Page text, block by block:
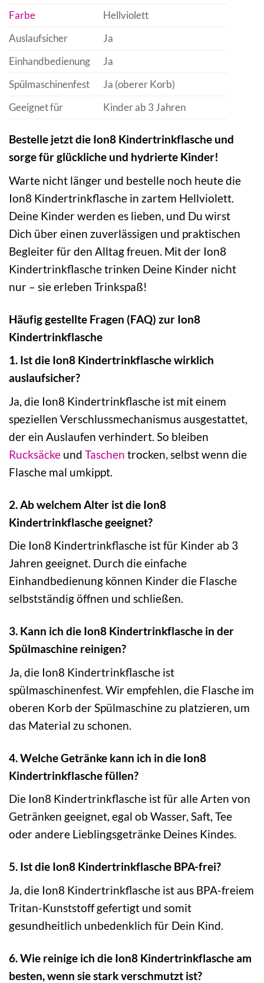
Farbe
Hellviolett
Auslaufsicher
Ja
Einhandbedienung
Ja
Spülmaschinenfest
Ja (oberer Korb)
Geeignet für
Kinder ab 3 Jahren
Bestelle jetzt die Ion8 Kindertrinkflasche und
sorge für glückliche und hydrierte Kinder!
Warte nicht länger und bestelle noch heute die
Ion8 Kindertrinkflasche in zartem Hellviolett.
Deine Kinder werden es lieben, und Du wirst
Dich über einen zuverlässigen und praktischen
Begleiter für den Alltag freuen. Mit der Ion8
Kindertrinkflasche trinken Deine Kinder nicht
nur – sie erleben Trinkspaß!
Häufig gestellte Fragen (FAQ) zur Ion8
Kindertrinkflasche
1. Ist die Ion8 Kindertrinkflasche wirklich
auslaufsicher?
Ja, die Ion8 Kindertrinkflasche ist mit einem
speziellen Verschlussmechanismus ausgestattet,
der ein Auslaufen verhindert. So bleiben
Rucksäcke und Taschen trocken, selbst wenn die
Flasche mal umkippt.
2. Ab welchem Alter ist die Ion8
Kindertrinkflasche geeignet?
Die Ion8 Kindertrinkflasche ist für Kinder ab 3
Jahren geeignet. Durch die einfache
Einhandbedienung können Kinder die Flasche
selbstständig öffnen und schließen.
3. Kann ich die Ion8 Kindertrinkflasche in der
Spülmaschine reinigen?
Ja, die Ion8 Kindertrinkflasche ist
spülmaschinenfest. Wir empfehlen, die Flasche im
oberen Korb der Spülmaschine zu platzieren, um
das Material zu schonen.
4. Welche Getränke kann ich in die Ion8
Kindertrinkflasche füllen?
Die Ion8 Kindertrinkflasche ist für alle Arten von
Getränken geeignet, egal ob Wasser, Saft, Tee
oder andere Lieblingsgetränke Deines Kindes.
5. Ist die Ion8 Kindertrinkflasche BPA-frei?
Ja, die Ion8 Kindertrinkflasche ist aus BPA-freiem
Tritan-Kunststoff gefertigt und somit
gesundheitlich unbedenklich für Dein Kind.
6. Wie reinige ich die Ion8 Kindertrinkflasche am
besten, wenn sie stark verschmutzt ist?